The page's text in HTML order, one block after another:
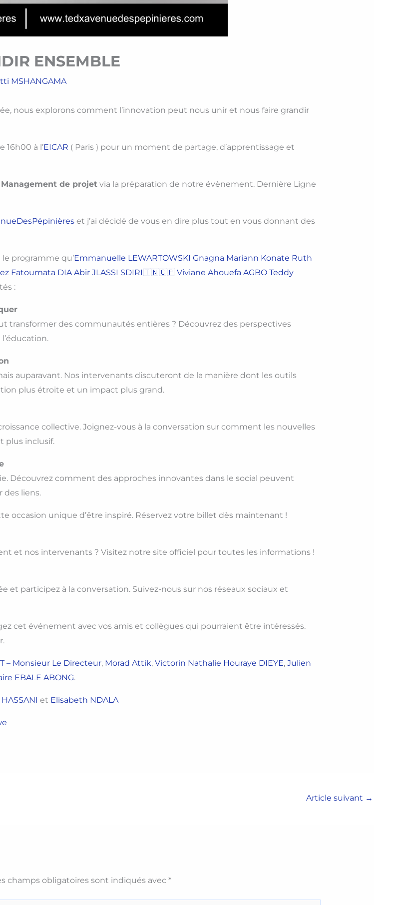
ENSEMBLE
MSHANGAMA
nous explorons comment l’innovation peut nous unir et nous faire grandir
16h00 à l’EICAR ( Paris ) pour un moment de partage, d’apprentissage et
Management de projetvia la préparation de notre évènement. Dernière Ligne
et j’ai décidé de vous en dire plus tout en vous donnant des
programme qu’Emmanuelle LEWARTOWSKI Gnagna Mariann Konate Ruth
Fatoumata DIA Abir JLASSI SDIRI🇹🇳🇨🇵 Viviane Ahouefa AGBO Teddy
:
transformer des communautés entières ? Découvrez des perspectives
auparavant. Nos intervenants discuteront de la manière dont les outils
plus étroite et un impact plus grand.
collective. Joignez-vous à la conversation sur comment les nouvelles
plus inclusif.
Découvrez comment des approches innovantes dans le social peuvent
des liens.
occasion unique d’être inspiré. Réservez votre billet dès maintenant !
et nos intervenants ? Visitez notre site officiel pour toutes les informations !
participez à la conversation. Suivez-nous sur nos réseaux sociaux et
cet événement avec vos amis et collègues qui pourraient être intéressés.
– Monsieur Le Directeur, Morad Attik, Victorin Nathalie Houraye DIEYE, Julien
EBALE ABONG.
et Elisabeth NDALA
Article suivant →
champs obligatoires sont indiqués avec *